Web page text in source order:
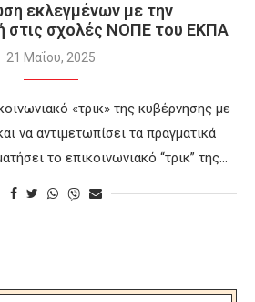
εκλεγμένων με την
στις σχολές ΝΟΠΕ του ΕΚΠΑ
21 Μαΐου, 2025
«τρικ» της κυβέρνησης με
να αντιμετωπίσει τα πραγματικά
το επικοινωνιακό “τρικ” της…